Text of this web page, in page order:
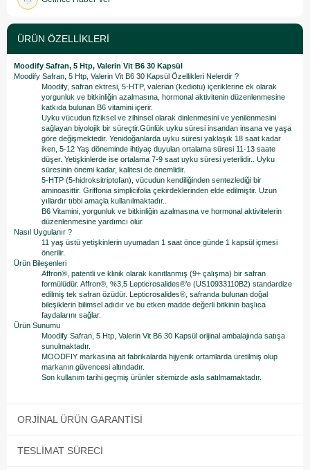
ÜRÜN ÖZELLIKLERI
Moodify Safran, 5 Htp, Valerin Vit B6 30 Kapsül
Moodify Safran, 5 Htp, Valerin Vit B6 30 Kapsül Özellikleri Nelerdir ?
Moodify, safran ektresi, 5-HTP, valerian (kediotu) içeriklerine ek olarak
yorgunluk ve bitkinliğin azalmasına, hormonal aktivitenin düzenlenmesine
katkıda bulunan B6 vitamini içerir.
Uyku vücudun fiziksel ve zihinsel olarak dinlenmesini ve yenilenmesini
sağlayan biyolojik bir süreçtir.Günlük uyku süresi insandan insana ve yaşa
göre değişmektedir. Yenidoğanlarda uyku süresi yaklaşık 18 saat kadar
iken, 5-12 Yaş döneminde ihtiyaç duyulan ortalama süresi 11-13 saate
düşer. Yetişkinlerde ise ortalama 7-9 saat uyku süresi yeterlidir.. Uyku
süresinin önemi kadar, kalitesi de önemlidir.
5-HTP (5-hidroksitriptofan), vücudun kendiliğinden sentezlediği bir
aminoasittir. Griffonia simplicifolia çekirdeklerinden elde edilmiştir. Uzun
yıllardır tıbbi amaçla kullanılmaktadır..
B6 Vitamini, yorgunluk ve bitkinliğin azalmasına ve hormonal aktivitelerin
düzenlenmesine yardımcı olur.
Nasıl Uygulanır ?
11 yaş üstü yetişkinlerin uyumadan 1 saat önce günde 1 kapsül içmesi
önerilir.
Ürün Bileşenleri
Affron®, patentli ve klinik olarak kanıtlanmış (9+ çalışma) bir safran
formülüdür. Affron®, %3,5 Lepticrosalides®’e (US10933110B2) standardize
edilmiş tek safran özüdür. Lepticrosalides®, safranda bulunan doğal
bileşiklerin bilimsel adıdır ve bu etken madde değerli bitkinin başlıca
faydalarını sağlar.
Ürün Sunumu
Moodify Safran, 5 Htp, Valerin Vit B6 30 Kapsül orijinal ambalajında satışa
sunulmaktadır.
MOODFIY markasına ait fabrikalarda hijyenik ortamlarda üretilmiş olup
markanın güvencesi altındadır.
Son kullanım tarihi geçmiş ürünler sitemizde asla satılmamaktadır.
ORJINAL ÜRÜN GARANTISI
TESLIMAT SÜRECI